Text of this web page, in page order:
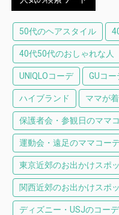
50代のヘアスタイル
40代50代のおしゃれな人
UNIQLOコーデ GUコー
ハイブランド ママが
保護者会・参観日のママ
運動会・遠足のママコー
東京近郊のお出かけスポ
関西近郊のお出かけスポ
ディズニー・USJのコーデ